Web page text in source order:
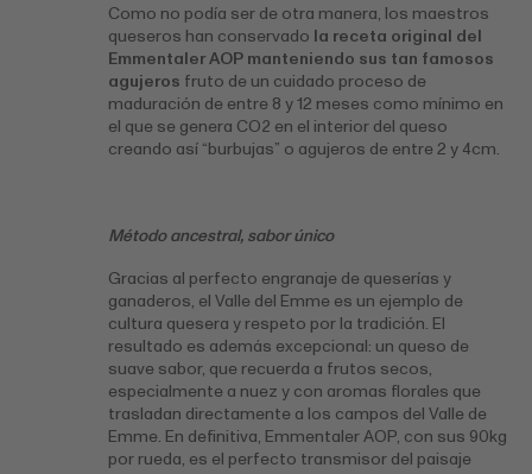
Como no podía ser de otra manera, los maestros
queseros han conservado la receta original del
Emmentaler AOP manteniendo sus tan famosos
agujeros fruto de un cuidado proceso de
maduración de entre 8 y 12 meses como mínimo en
el que se genera CO2 en el interior del queso
creando así “burbujas” o agujeros de entre 2 y 4cm.
Método ancestral, sabor único
Gracias al perfecto engranaje de queserías y
ganaderos, el Valle del Emme es un ejemplo de
cultura quesera y respeto por la tradición. El
resultado es además excepcional: un queso de
suave sabor, que recuerda a frutos secos,
especialmente a nuez y con aromas florales que
trasladan directamente a los campos del Valle de
Emme. En definitiva, Emmentaler AOP, con sus 90kg
por rueda, es el perfecto transmisor del paisaje